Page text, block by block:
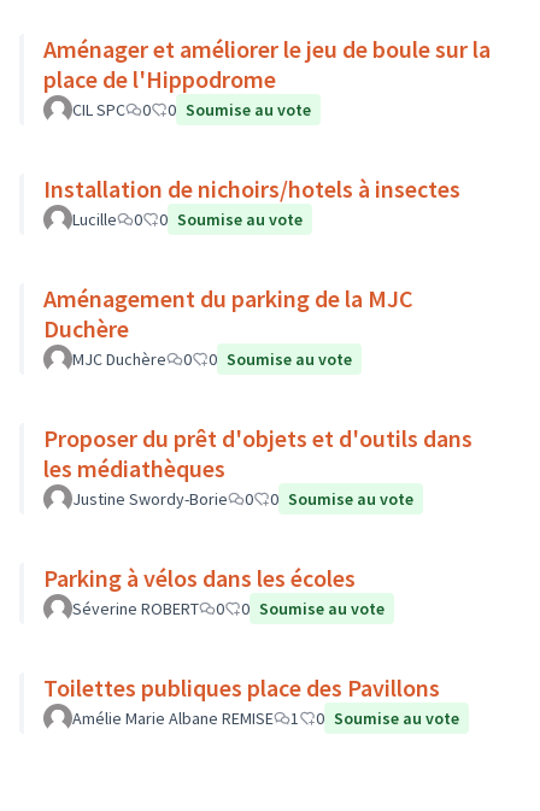
Aménager et améliorer le jeu de boule sur la
place de l'Hippodrome
CIL SPC 0 0 Soumise au vote
Installation de nichoirs/hotels à insectes
Lucille 0 0 Soumise au vote
Aménagement du parking de la MJC
Duchère
MJC Duchère 0 0 Soumise au vote
Proposer du prêt d'objets et d'outils dans
les médiathèques
Justine Swordy-Borie 0 0 Soumise au vote
Parking à vélos dans les écoles
Séverine ROBERT 0 0 Soumise au vote
Toilettes publiques place des Pavillons
Amélie Marie Albane REMISE 1 0 Soumise au vote